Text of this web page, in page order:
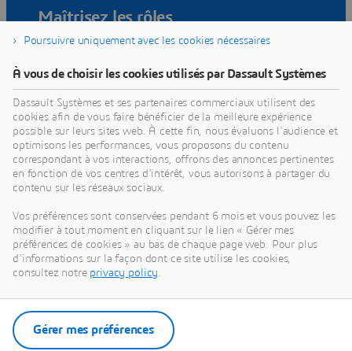
Maîtrisez les rôles
3DEXPERIENCE Cloud en un rien de
avantages, tels qu'unedurée de formation réduite
et la possibilité d'accéder à toute unegamme
progressive d'options d'apprentissage en ligne
incluant des cours interactifs de courte durée et des
approfondissements techniques, accessibles
Vous souhaitezétendre vos connaissances et votre
savoir-fairegrâce à nos bibliothèques ? Remplissez
le formulaire, nous vous contacterons.
Poursuivre uniquement avec les cookies nécessaires
À vous de choisir les cookies utilisés par Dassault Systèmes
Dassault Systèmes et ses partenaires commerciaux utilisent des
cookies afin de vous faire bénéficier de la meilleure expérience
possible sur leurs sites web. À cette fin, nous évaluons l'audience et
optimisons les performances, vous proposons du contenu
correspondant à vos interactions, offrons des annonces pertinentes
en fonction de vos centres d'intérêt, vous autorisons à partager du
contenu sur les réseaux sociaux.
Vos préférences sont conservées pendant 6 mois et vous pouvez les
modifier à tout moment en cliquant sur le lien « Gérer mes
préférences de cookies » au bas de chaque page web. Pour plus
d'informations sur la façon dont ce site utilise les cookies,
consultez notre privacy policy.
Gérer mes préférences